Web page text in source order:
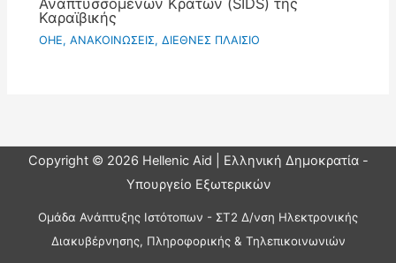
Καραϊβικής
OHE,ΑΝΑΚΟΙΝΩΣΕΙΣ,ΔΙΕΘΝΕΣ ΠΛΑΙΣΙΟ
Copyright © 2026 Hellenic Aid | Ελληνική Δημοκρατία -
Υπουργείο Εξωτερικών
Ομάδα Ανάπτυξης Ιστότοπων - ΣΤ2 Δ/νση Ηλεκτρονικής
Διακυβέρνησης, Πληροφορικής & Τηλεπικοινωνιών